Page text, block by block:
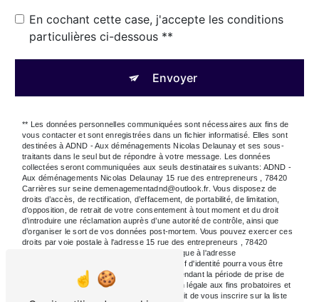
En cochant cette case, j'accepte les conditions
particulières ci-dessous **
Envoyer
** Les données personnelles communiquées sont nécessaires aux fins de
vous contacter et sont enregistrées dans un fichier informatisé. Elles sont
destinées à ADND - Aux déménagements Nicolas Delaunay et ses sous-
traitants dans le seul but de répondre à votre message. Les données
collectées seront communiquées aux seuls destinataires suivants: ADND -
Aux déménagements Nicolas Delaunay 15 rue des entrepreneurs , 78420
Carrières sur seine demenagementadnd@outlook.fr. Vous disposez de
droits d’accès, de rectification, d’effacement, de portabilité, de limitation,
d’opposition, de retrait de votre consentement à tout moment et du droit
d’introduire une réclamation auprès d’une autorité de contrôle, ainsi que
d’organiser le sort de vos données post-mortem. Vous pouvez exercer ces
droits par voie postale à l'adresse 15 rue des entrepreneurs , 78420
Carrières sur seine ou par courrier électronique à l'adresse
demenagementadnd@outlook.fr. Un justificatif d'identité pourra vous être
demandé. Nous conservons vos données pendant la période de prise de
contact puis pendant la durée de prescription légale aux fins probatoires et
de gestion des contentieux. Vous avez le droit de vous inscrire sur la liste